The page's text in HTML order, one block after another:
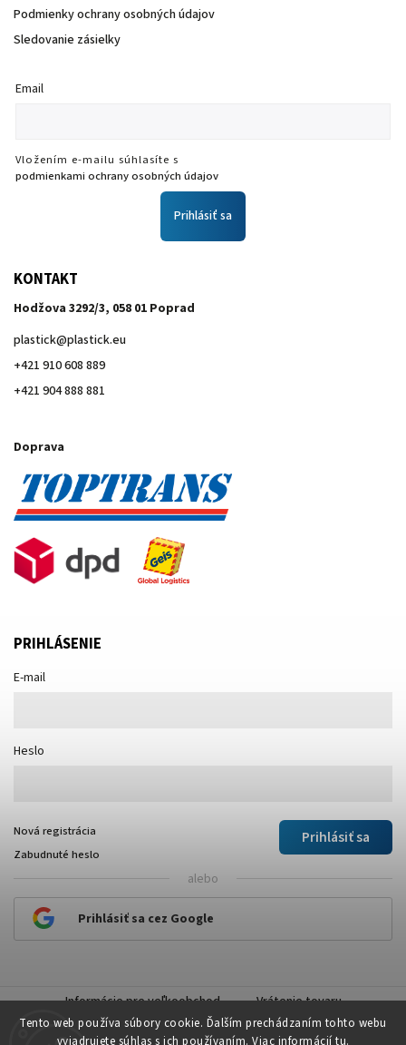
Tento web používa súbory cookie. Ďalším prechádzaním tohto webu
vyjadrujete súhlas s ich používaním. Viac informácií tu.
Podmienky ochrany osobných údajov
Sledovanie zásielky
Email
Vložením e-mailu súhlasíte s
podmienkami ochrany osobných údajov
Prihlásiť sa
KONTAKT
Hodžova 3292/3, 058 01 Poprad
plastick@plastick.eu
+421 910 608 889
+421 904 888 881
Doprava
PRIHLÁSENIE
E-mail
Heslo
Prihlásiť sa
Nová registrácia
Zabudnuté heslo
alebo
Prihlásiť sa cez Google
Informácie pre veľkoobchod Vrátenie tovaru